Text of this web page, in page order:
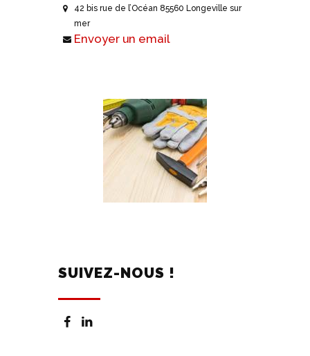
42 bis rue de l’Océan 85560 Longeville sur
mer
Envoyer un email
SUIVEZ-NOUS !